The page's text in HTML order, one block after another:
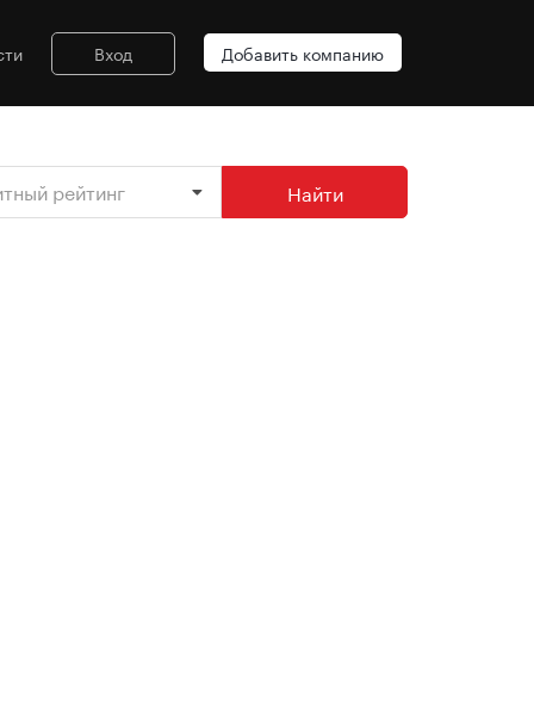
Вход Добавить компанию
рейтинг Найти